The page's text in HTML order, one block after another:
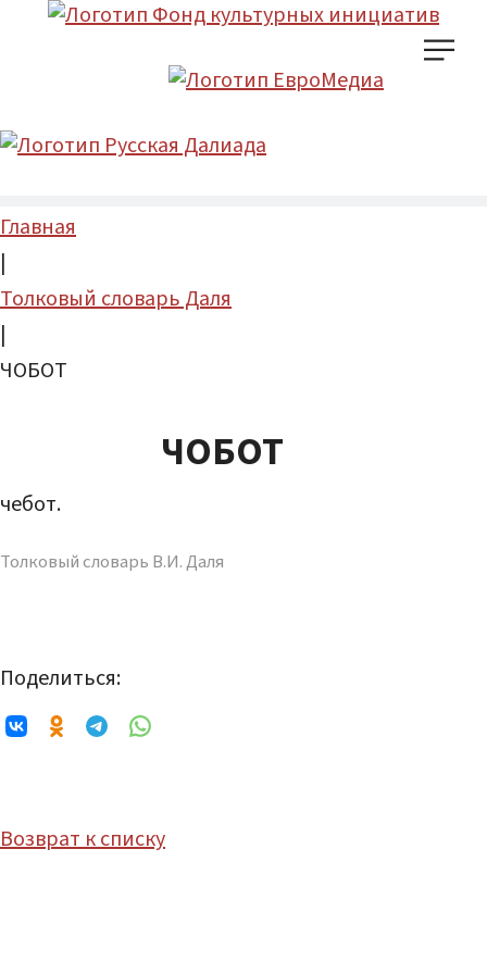
Главная
|
Толковый словарь Даля
|
ЧОБОТ
ЧОБОТ
чебот.
Толковый словарь В.И. Даля
Поделиться:
Возврат к списку